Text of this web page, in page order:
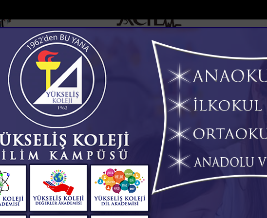
13.744 DOLAR 53.5186
HATAY GÜNDEM MAGAZİN KADIN-YAŞAM
yaylalara kütüphane d... Mersinde patlayan domates konservesi 9 aylık...